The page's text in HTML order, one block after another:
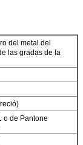
del metal del
las gradas de la
o de Pantone